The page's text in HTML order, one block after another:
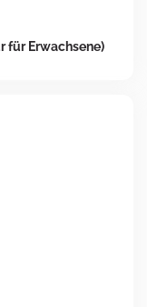
für Erwachsene)